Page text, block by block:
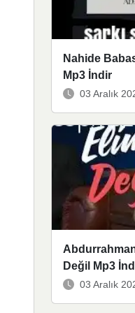
Nahide
Mp3 İndir
03 Aralık
Değil Mp3
03 Aralık